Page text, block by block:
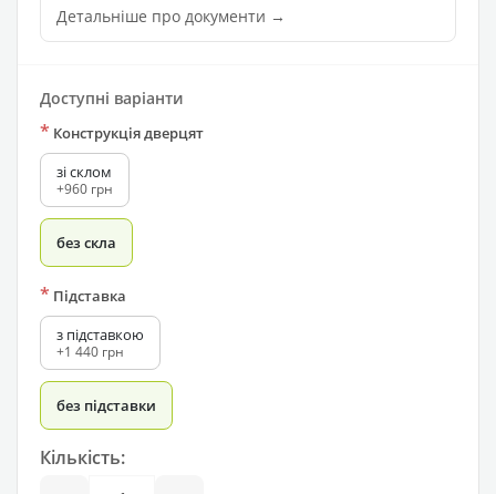
Детальніше про документи →
Доступні варіанти
* Конструкція дверцят
зі склом
+960 грн
без скла
* Підставка
з підставкою
+1 440 грн
без підставки
Кількість: